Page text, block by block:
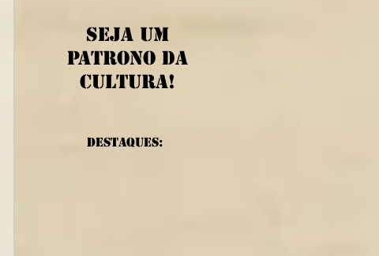
Seja um
patrono da
cultura!
Destaques: